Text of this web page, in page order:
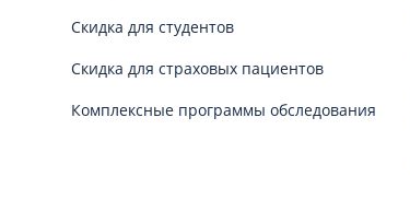
Скидка для студентов
Скидка для страховых пациентов
Комплексные программы обследования